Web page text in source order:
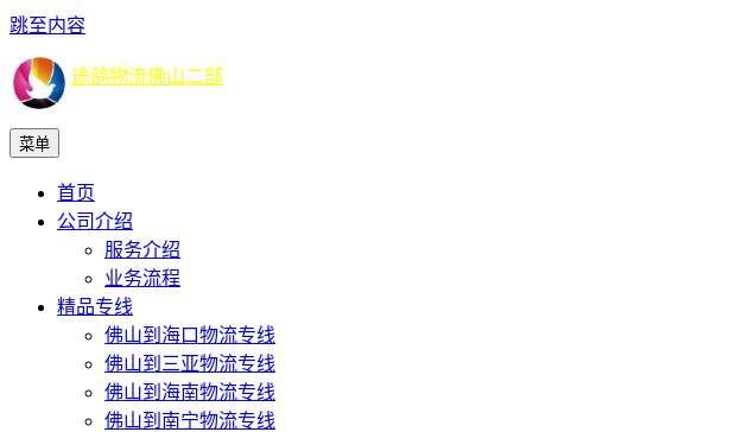
跳至内容
途鸽物流佛山二部
菜单
首页
公司介绍
服务介绍
业务流程
精品专线
佛山到海口物流专线
佛山到三亚物流专线
佛山到海南物流专线
佛山到南宁物流专线